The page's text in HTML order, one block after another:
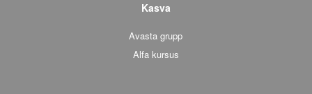
Kasva
Avasta grupp
Alfa kursus